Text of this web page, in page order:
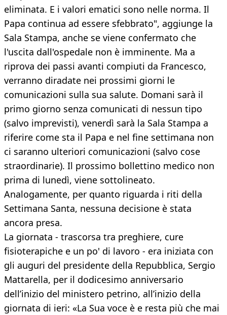
eliminata. E i valori ematici sono nelle norma. Il
Papa continua ad essere sfebbrato", aggiunge la
Sala Stampa, anche se viene confermato che
l'uscita dall'ospedale non è imminente. Ma a
riprova dei passi avanti compiuti da Francesco,
verranno diradate nei prossimi giorni le
comunicazioni sulla sua salute. Domani sarà il
primo giorno senza comunicati di nessun tipo
(salvo imprevisti), venerdì sarà la Sala Stampa a
riferire come sta il Papa e nel fine settimana non
ci saranno ulteriori comunicazioni (salvo cose
straordinarie). Il prossimo bollettino medico non
prima di lunedì, viene sottolineato.
Analogamente, per quanto riguarda i riti della
Settimana Santa, nessuna decisione è stata
ancora presa.
La giornata - trascorsa tra preghiere, cure
fisioterapiche e un po' di lavoro - era iniziata con
gli auguri del presidente della Repubblica, Sergio
Mattarella, per il dodicesimo anniversario
dell’inizio del ministero petrino, all’inizio della
giornata di ieri: «La Sua voce è e resta più che mai